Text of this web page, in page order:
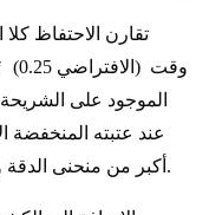
تقارن الاحتفاظ
(الافتراضي 0.25) وقت
أكبر من منحنى الدقة والاسترجاع ويُبالغ في تقدير فجوة التكميم.